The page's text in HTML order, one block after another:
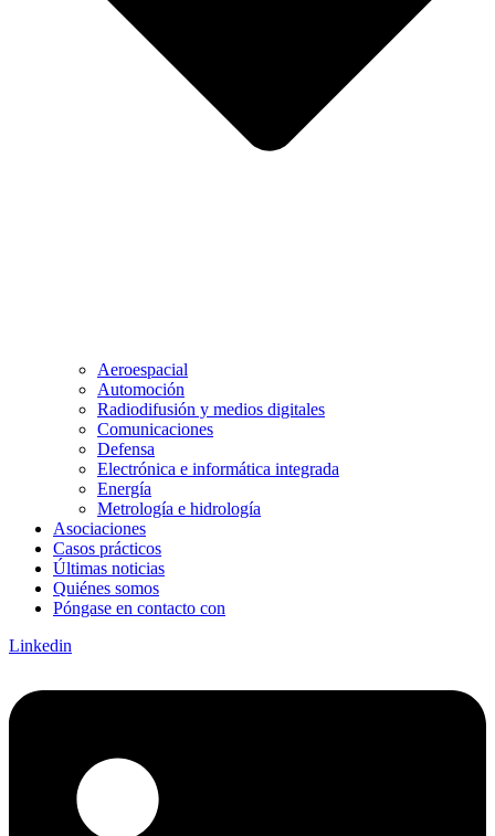
Aeroespacial
Automoción
Radiodifusión y medios digitales
Comunicaciones
Defensa
Electrónica e informática integrada
Energía
Metrología e hidrología
Asociaciones
Casos prácticos
Últimas noticias
Quiénes somos
Póngase en contacto con
Linkedin